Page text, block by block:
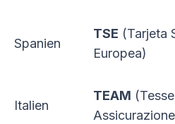
Spanien
TSE (Tarjeta
Europea)
Italien
TEAM